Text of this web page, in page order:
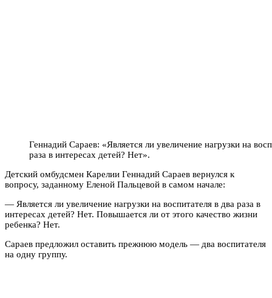
Геннадий Сараев: «Является ли увеличение нагрузки на
раза в интересах детей? Нет».
Детский омбудсмен Карелии Геннадий Сараев вернулся к
вопросу, заданному Еленой Пальцевой в самом начале:
— Является ли увеличение нагрузки на воспитателя в два раза в
интересах детей? Нет. Повышается ли от этого качество жизни
ребенка? Нет.
Сараев предложил оставить прежнюю модель — два воспитателя
на одну группу.